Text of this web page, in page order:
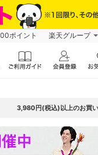
ポイント 楽天グループ
3,980円(税込)以上のお買い